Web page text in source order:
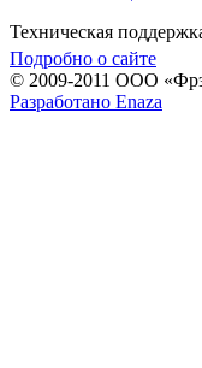
Техническая
Подробно о сайте
© 2009-2011 ООО
Разработано Enaza